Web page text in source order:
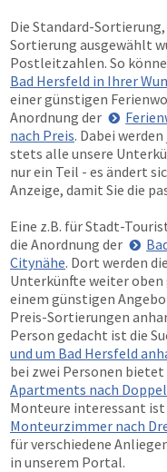
Die Standard-
Sortierung ausgewählt
Postleitzahlen. So
Bad Hersfeld in Ihrer
einer günstigen
Anordnung der
nach Preis. Dabei
stets alle unsere
nur ein Teil - es ändert
Anzeige, damit Sie die
Eine z.B. für Stadt-
die Anordnung der
Citynähe. Dort werden
Unterkünfte weiter oben
einem günstigen
Preis-Sortierungen
Person gedacht ist die
und um Bad Hersfeld
bei zwei Personen
Apartments nach
Monteure interessant ist
Monteurzimmer nach
für verschiedene
in unserem Portal.